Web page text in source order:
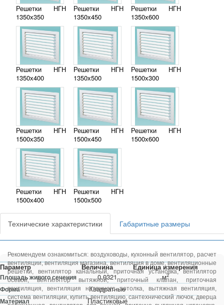
Решетки НГН
1350х350
Решетки НГН
1350х400
Решетки НГН
1350х450
Решетки НГН
1350х500
Решетки НГН
1350х600
Решетки НГН
1500х300
Решетки НГН
1500х350
Решетки НГН
1500х400
Решетки НГН
1500х450
Решетки НГН
1500х500
Решетки НГН
1500х600
Технические характеристики Габаритные размеры
Параметр Величина Единица измерения
Площадь живого сечения 0.0321 м2
Форма Квадратные
Материал Пластиковые
Рекомендуем ознакомиться: воздуховоды, кухонный вентилятор, расчет
вентиляции,вентиляция магазина,вентиляция в доме,вентиляционные
решетки,вентилятор канальный,приточная установка,вентилятор
осевой,вентилятор вытяжной,приточный клапан,приточная
вентиляция,вентиляция натяжного потолка, вытяжная вентиляция,
система вентиляции,купить вентиляцию,сантехнический лючок,дверца